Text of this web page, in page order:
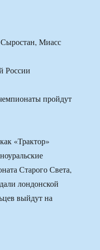
Миасс
России
пройдут
«Трактор»
Старого Света,
лондонской
выйдут на